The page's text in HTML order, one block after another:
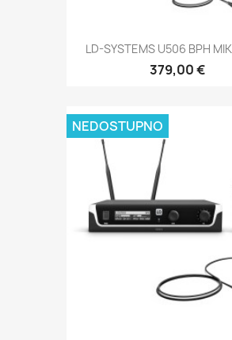
LD-SYSTEMS U506 BPH
379,00 €
NEDOSTUPNO